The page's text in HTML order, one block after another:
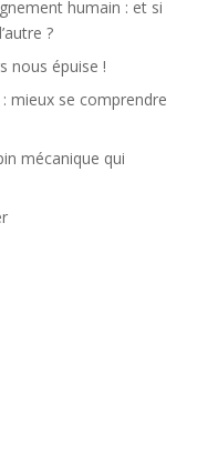
humain : et si
?
nous épuise !
mieux se comprendre
mécanique qui